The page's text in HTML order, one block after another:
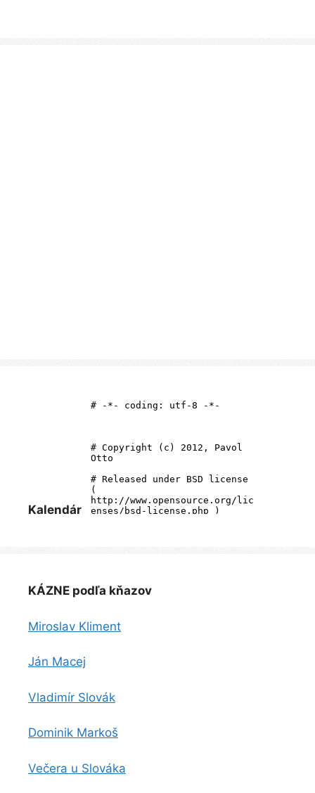
Kalendár
KÁZNE podľa kňazov
Miroslav Kliment
Ján Macej
Vladimír Slovák
Dominik Markoš
Večera u Slováka